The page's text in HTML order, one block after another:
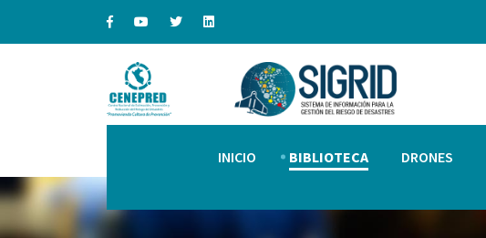
INICIO BIBLIOTECA DRONES